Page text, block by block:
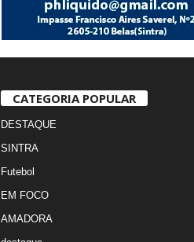
CATEGORIA POPULAR
DESTAQUE
SINTRA
Futebol
EM FOCO
AMADORA